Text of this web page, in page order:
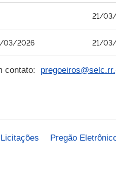
21/
03/2026 21/
contato:
Licitações Pregão